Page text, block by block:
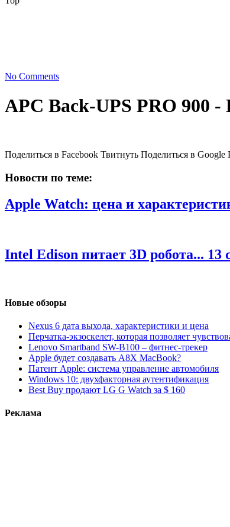
No Comments
АPC Back-UPS PRO 900 -
Поделиться в Facebook Твитнуть Поделиться в Google
Новости по теме:
Apple Watch: цена и
Intel Edison питает 3D робота... 13
Новые обзоры
Nexus 6 дата выхода, характеристики и цена
Перчатка-экзоскелет, которая позволяет
Lenovo Smartband SW-B100 – фитнес-трекер
Apple будет создавать A8X MacBook?
Патент Apple: система управление автомобиля
Windows 10: двухфакторная аутентификация
Best Buy продают LG G Watch за $ 160
Реклама